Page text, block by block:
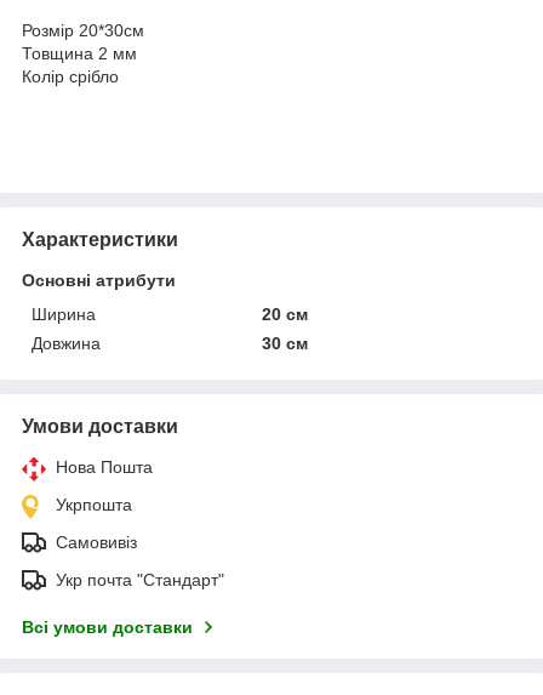
Розмір 20*30см
Товщина 2 мм
Колір срібло
Характеристики
Основні атрибути
Ширина
20 см
Довжина
30 см
Умови доставки
Нова Пошта
Укрпошта
Самовивіз
Укр почта "Стандарт"
Всі умови доставки